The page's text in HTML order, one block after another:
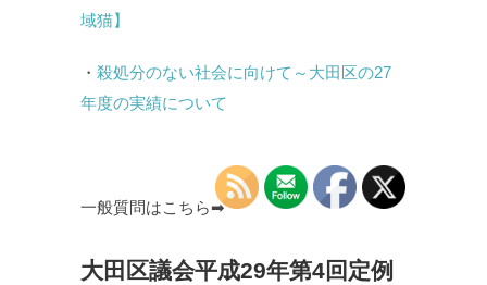
域猫】
・ 殺処分のない社会に向けて～大田区の27
年度の実績について
一般質問はこちら➡
大田区議会平成29年第4回定例